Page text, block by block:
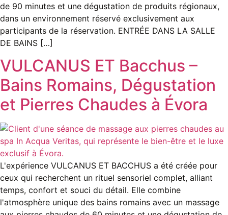
de 90 minutes et une dégustation de produits régionaux,
dans un environnement réservé exclusivement aux
participants de la réservation. ENTRÉE DANS LA SALLE
DE BAINS […]
VULCANUS ET Bacchus –
Bains Romains, Dégustation
et Pierres Chaudes à Évora
L'expérience VULCANUS ET BACCHUS a été créée pour
ceux qui recherchent un rituel sensoriel complet, alliant
temps, confort et souci du détail. Elle combine
l'atmosphère unique des bains romains avec un massage